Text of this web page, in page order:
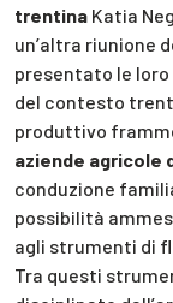
trentina Katia
un’altra riunione
presentato le loro
del contesto
produttivo
aziende agricole
conduzione
possibilità
agli strumenti di
Tra questi